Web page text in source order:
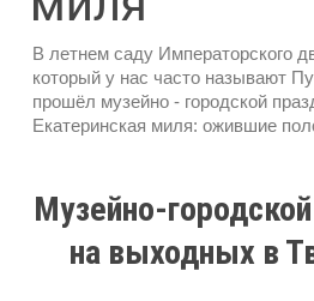
В летнем саду Императорского
который у нас часто называют
прошёл музейно - городской
Екатеринская миля: ожившие
Музейно-
на выходных в